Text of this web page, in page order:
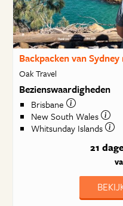
Backpacken van
Oak Travel
Bezienswaardigheden
Brisbane
New South Wales
Whitsunday Islands
21
va